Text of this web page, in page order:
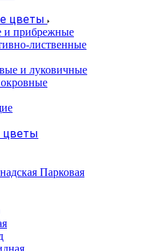
цветы
и прибрежные
лиственные
и луковичные
цветы
Парковая